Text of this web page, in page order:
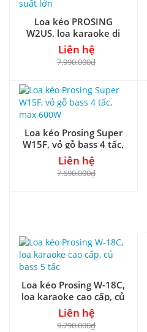
Loa kéo PROSING
W2US, loa karaoke di
động công suất lớn
Liên hệ
7.990.000₫
Loa kéo Prosing Super
W15F, vỏ gỗ bass 4 tấc,
max 600W
Liên hệ
7.690.000₫
Loa kéo Prosing W-18C,
loa karaoke cao cấp, củ
bass 5 tấc
Liên hệ
9.790.000₫